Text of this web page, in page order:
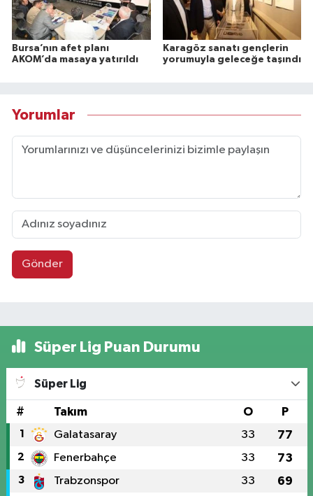
Bursa’nın afet planı
AKOM’da masaya yatırıldı
Karagöz sanatı gençlerin
yorumuyla geleceğe taşındı
Yorumlar
Gönder
Süper Lig Puan Durumu
Süper Lig
# Takım O P
1 Galatasaray 33 77
2 Fenerbahçe 33 73
3 Trabzonspor 33 69